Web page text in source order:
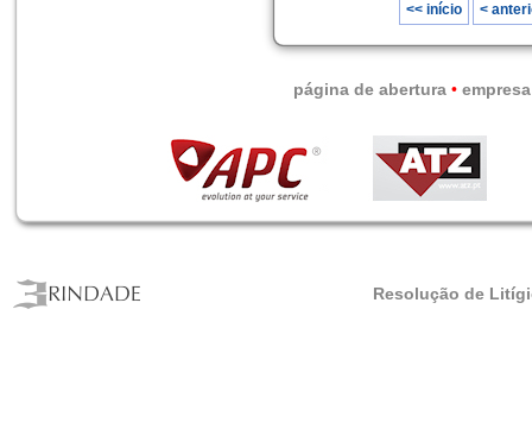
<< início <
página de abertura • empresa
Resolução de